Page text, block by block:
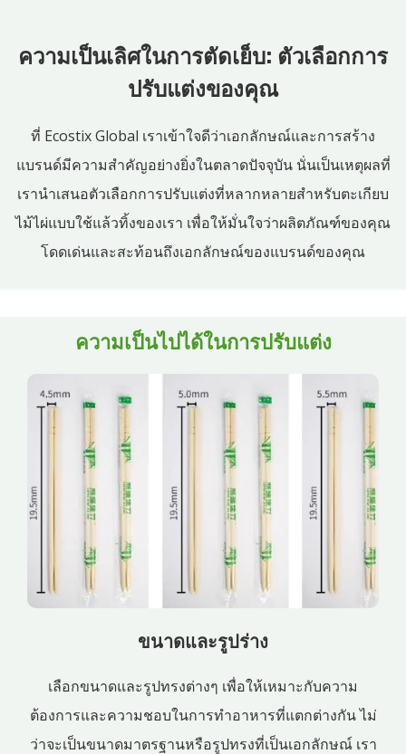
ความเป็นเลิศในการตัดเย็บ: ตัวเลือกการ
ปรับแต่งของคุณ
ที่ Ecostix Global เราเข้าใจดีว่าเอกลักษณ์และการสร้าง
แบรนด์มีความสำคัญอย่างยิ่งในตลาดปัจจุบัน นั่นเป็นเหตุผลที่
เรานำเสนอตัวเลือกการปรับแต่งที่หลากหลายสำหรับตะเกียบ
ไม้ไผ่แบบใช้แล้วทิ้งของเรา เพื่อให้มั่นใจว่าผลิตภัณฑ์ของคุณ
โดดเด่นและสะท้อนถึงเอกลักษณ์ของแบรนด์ของคุณ
ความเป็นไปได้ในการปรับแต่ง
ขนาดและรูปร่าง
เลือกขนาดและรูปทรงต่างๆ เพื่อให้เหมาะกับความ
ต้องการและความชอบในการทำอาหารที่แตกต่างกัน ไม่
ว่าจะเป็นขนาดมาตรฐานหรือรูปทรงที่เป็นเอกลักษณ์ เรา